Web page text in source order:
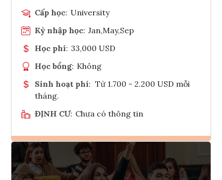
Cấp học: University
Kỳ nhập học: Jan,May,Sep
Học phí: 33,000 USD
Học bổng: Không
Sinh hoạt phí: Từ 1.700 - 2.200 USD mỗi
tháng.
ĐỊNH CƯ: Chưa có thông tin
Ghi danh